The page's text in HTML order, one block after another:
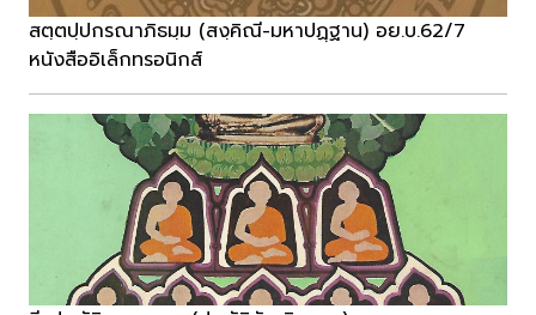
สตฺตปฺปกรณาภิธมฺม (สงฺคิณี-มหาปฏฺฐาน) อย.บ.62/7
หนังสืออิเล็กทรอนิกส์